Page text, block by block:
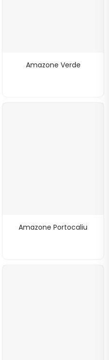
Amazone Verde
Amazone Portocaliu